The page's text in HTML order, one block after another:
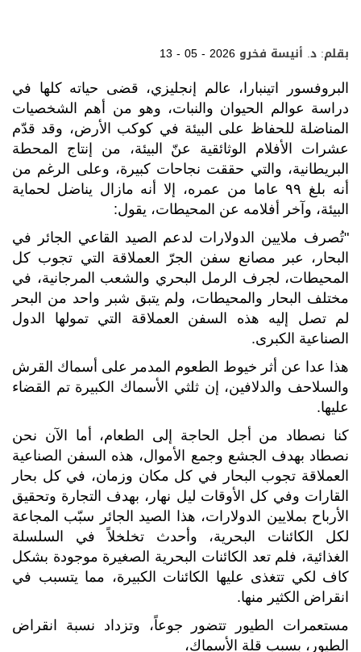
13 - 05 - 2026 بقلم: د. أنيسة فخرو
البروفسور اتينبارا، عالم إنجليزي، قضى حياته كلها في
دراسة عوالم الحيوان والنبات، وهو من أهم الشخصيات
المناضلة للحفاظ على البيئة في كوكب الأرض، وقد قدّم
عشرات الأفلام الوثائقية عنّ البيئة، من إنتاج المحطة
البريطانية، والتي حققت نجاحات كبيرة، وعلى الرغم من
أنه بلغ ٩٩ عاما من عمره، إلا أنه مازال يناضل لحماية
البيئة، وآخر أفلامه عن المحيطات، يقول:
"تُصرف ملايين الدولارات لدعم الصيد القاعي الجائر في
البحار، عبر مصانع سفن الجرّ العملاقة التي تجوب كل
المحيطات، لجرف الرمل البحري والشعب المرجانية، في
مختلف البحار والمحيطات، ولم يتبق شبر واحد من البحر
لم تصل إليه هذه السفن العملاقة التي تمولها الدول
الصناعية الكبرى.
هذا عدا عن أثر خيوط الطعوم المدمر على أسماك القرش
والسلاحف والدلافين، إن ثلثي الأسماك الكبيرة تم القضاء
عليها.
كنا نصطاد من أجل الحاجة إلى الطعام، أما الآن نحن
نصطاد بهدف الجشع وجمع الأموال، هذه السفن الصناعية
العملاقة تجوب البحار في كل مكان وزمان، في كل بحار
القارات وفي كل الأوقات ليل نهار، بهدف التجارة وتحقيق
الأرباح بملايين الدولارات، هذا الصيد الجائر سبّب المجاعة
لكل الكائنات البحرية، وأحدث تخلخلاً في السلسلة
الغذائية، فلم تعد الكائنات البحرية الصغيرة موجودة بشكل
كاف لكي تتغذى عليها الكائنات الكبيرة، مما يتسبب في
انقراض الكثير منها.
مستعمرات الطيور تتضور جوعاً، وتزداد نسبة انقراض
الطيور، بسبب قلة الأسماك،